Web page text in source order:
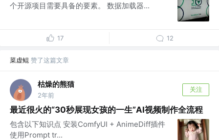
个开源项目需要具备的要素。 数据加载器...
17 12
菜虚鲲 赞了这篇文章
枯燥的熊猫
2年前
关注
最近很火的“30秒展现女孩的一生”AI视频制作全流程
包含以下知识点 安装ComfyUI + AnimeDiff插件
使用Prompt tr...